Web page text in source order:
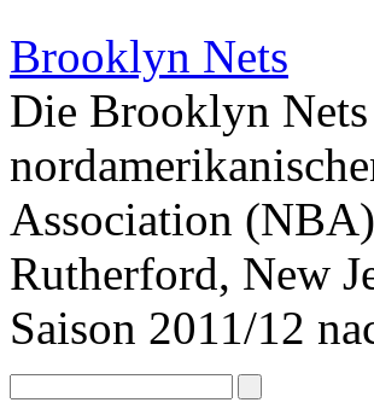
Brooklyn Nets
Die Brooklyn
Association
Rutherford, New
Saison 2011/12